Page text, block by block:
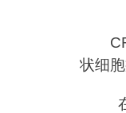
状细胞